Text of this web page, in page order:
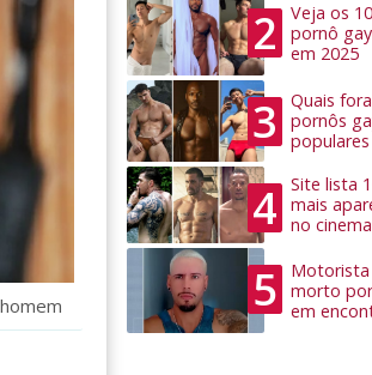
2
Veja os
pornô
em 2025
3
Quais
pornôs
4
Site lista
mais
no cinema
5
morto
em